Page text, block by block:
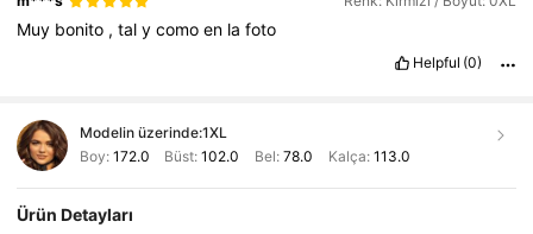
Muy bonito ,talycomoen lafoto
Helpful (0)
Modelin üzerinde:1XL
Boy: 172.0 Büst:102.0 Bel: 78.0 Kalça: 113.0
Ürün Detayları